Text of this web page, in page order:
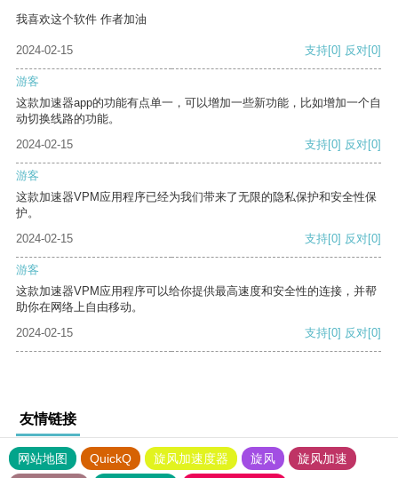
我喜欢这个软件 作者加油
2024-02-15 支持[0] 反对[0]
游客
这款加速器app的功能有点单一，可以增加一些新功能，比如增加一个自
动切换线路的功能。
2024-02-15
支持[0] 反对[0]
游客
这款加速器VPM应用程序已经为我们带来了无限的隐私保护和安全性保
护。
2024-02-15
支持[0] 反对[0]
游客
这款加速器VPM应用程序可以给你提供最高速度和安全性的连接，并帮
助你在网络上自由移动。
2024-02-15
支持[0] 反对[0]
友情链接
网站地图 QuickQ 旋风加速度器 旋风
旋风加速